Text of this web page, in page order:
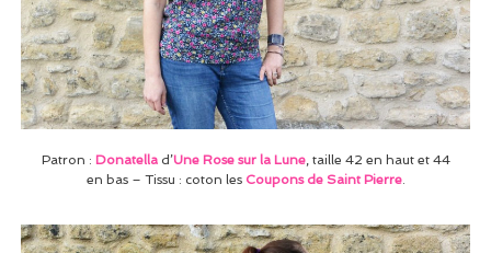
Patron : Donatella d’Une Rose sur la Lune, taille 42 en haut et 44
en bas – Tissu : coton les Coupons de Saint Pierre.